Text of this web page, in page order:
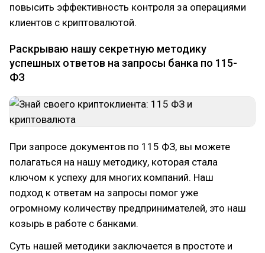
повысить эффективность контроля за операциями
клиентов с криптовалютой.
Раскрываю нашу секретную методику
успешных ответов на запросы банка по 115-
ФЗ
При запросе документов по 115 ФЗ, вы можете
полагаться на нашу методику, которая стала
ключом к успеху для многих компаний. Наш
подход к ответам на запросы помог уже
огромному количеству предпринимателей, это наш
козырь в работе с банками.
Суть нашей методики заключается в простоте и